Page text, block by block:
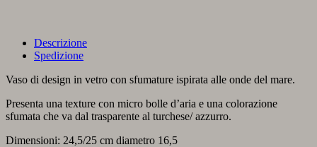
Descrizione
Spedizione
Vaso di design in vetro con sfumature ispirata alle onde del mare.
Presenta una texture con micro bolle d’aria e una colorazione
sfumata che va dal trasparente al turchese/ azzurro.
Dimensioni: 24,5/25 cm diametro 16,5